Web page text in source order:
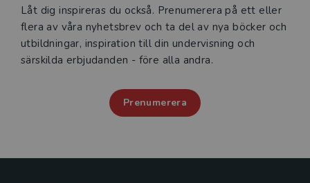
Låt dig inspireras du också. Prenumerera på ett eller
flera av våra nyhetsbrev och ta del av nya böcker och
utbildningar, inspiration till din undervisning och
särskilda erbjudanden - före alla andra.
Prenumerera